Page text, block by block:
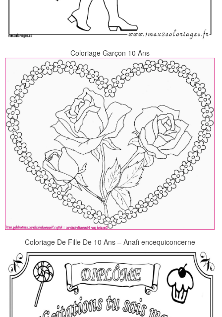
Coloriage Garçon 10 Ans
Coloriage De Fille De 10 Ans – Anafi encequiconcerne